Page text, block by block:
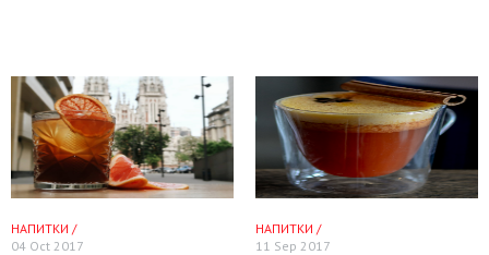
НАПИТКИ /
04 Oct 2017
НАПИТКИ /
11 Sep 2017